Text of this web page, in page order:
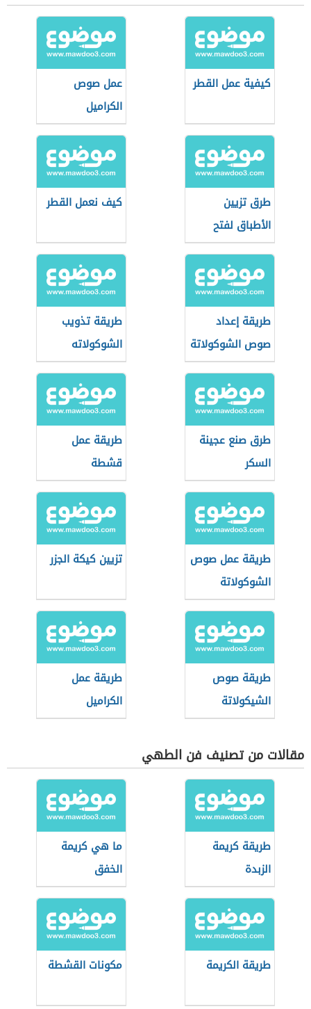
كيفية عمل القطر
عمل صوص
الكراميل
طرق تزيين
الأطباق لفتح
شهيتك
كيف نعمل القطر
طريقة إعداد
صوص الشوكولاتة
طريقة تذويب
الشوكولاته
طرق صنع عجينة
السكر
طريقة عمل
قشطة
طريقة عمل صوص
الشوكولاتة
بالكاكاو
تزيين كيكة الجزر
طريقة صوص
الشيكولاتة
طريقة عمل
الكراميل
مقالات من تصنيف فن الطهي
طريقة كريمة
الزبدة
ما هي كريمة
الخفق
طريقة الكريمة مكونات القشطة